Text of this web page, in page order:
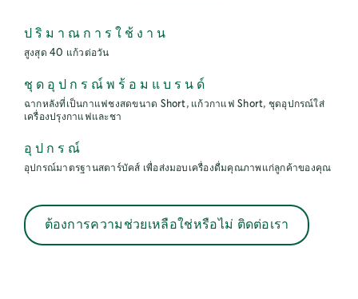
ปริมาณการใช้งาน
สูงสุด 40 แก้วต่อวัน
ชุดอุปกรณ์พร้อมแบรนด์
ฉากหลังที่เป็นกาแฟชงสดขนาด Short, แก้วกาแฟ Short, ชุดอุปกรณ์ใส่
เครื่องปรุงกาแฟและชา
อุปกรณ์
อุปกรณ์มาตรฐานสตาร์บัคส์ เพื่อส่งมอบเครื่องดื่มคุณภาพแก่ลูกค้าของคุณ
ต้องการความช่วยเหลือใช่หรือไม่ ติดต่อเรา